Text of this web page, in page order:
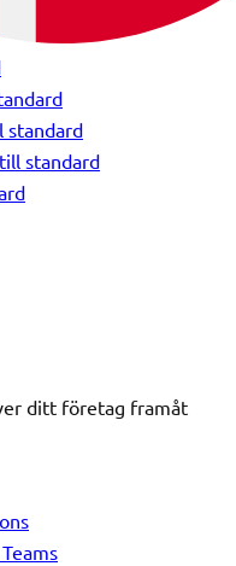
standard
standard
ditt företag framåt